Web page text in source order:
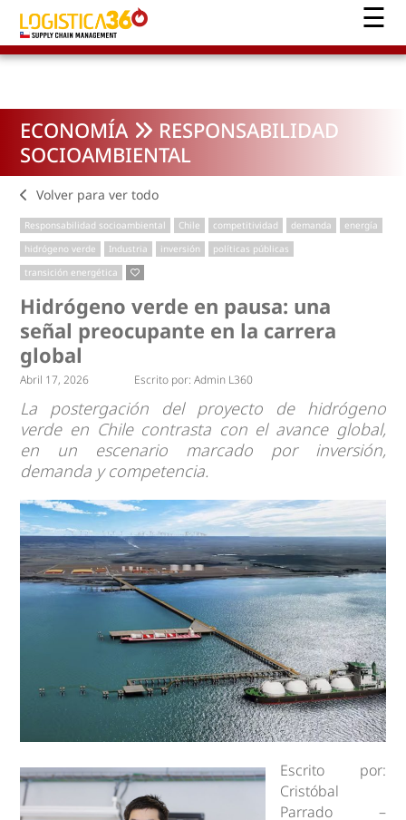
ECONOMÍA
RESPONSABILIDAD
SOCIOAMBIENTAL
Volver para ver todo
Responsabilidad socioambiental Chile competitividad demanda
energía
hidrógeno verde
Industria inversión
políticas públicas
transición energética
Hidrógeno verde en pausa: una
señal preocupante en la carrera
global
Abril 17, 2026 Escrito por: Admin L360
La postergación del proyecto de hidrógeno
verde en Chile contrasta con el avance global,
en un escenario marcado por inversión,
demanda y competencia.
Escrito por:
Cristóbal
Parrado –